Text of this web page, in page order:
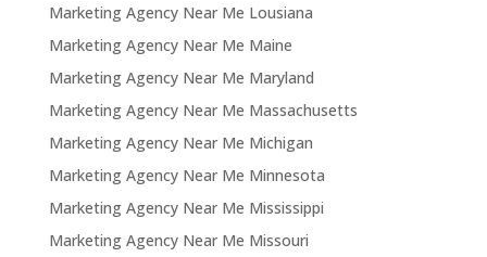
Marketing Agency Near Me Lousiana
Marketing Agency Near Me Maine
Marketing Agency Near Me Maryland
Marketing Agency Near Me Massachusetts
Marketing Agency Near Me Michigan
Marketing Agency Near Me Minnesota
Marketing Agency Near Me Mississippi
Marketing Agency Near Me Missouri